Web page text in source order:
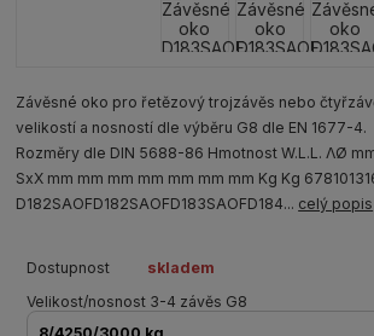
Závěsné oko pro řetězový trojzávěs nebo
velikostí a nosností dle výběru G8 dle EN 1677-
Rozměry dle DIN 5688-86 Hmotnost W.L.L. ΛØ
SxX mm mm mm mm mm mm mm Kg Kg
D182SAOFD182SAOFD183SAOFD184... celý popis
Dostupnost
skladem
Velikost/nosnost 3-4 závěs G8